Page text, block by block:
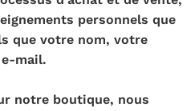
personnels que
que votre nom, votre
mail.
notre boutique, nous